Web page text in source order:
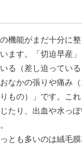
機能がまだ十分に
ます。「切迫早産
る（差し迫っている
なかの張りや痛み
もの）」です。こ
たり、出血や水っ
とも多いのは絨毛